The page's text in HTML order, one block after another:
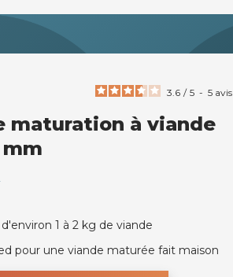
3.6 / 5 - 5 avis
maturation à viande
1 à 2 kg de viande
pour une viande maturée fait maison